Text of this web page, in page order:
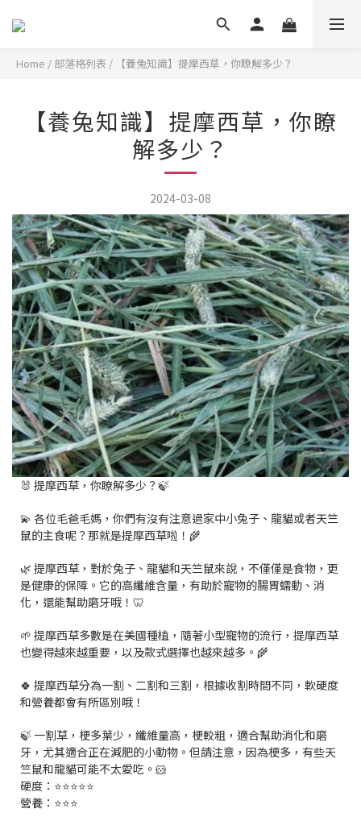
Home / 部落格列表 / 【養兔知識】提摩西草，你瞭解多少？
【養兔知識】提摩西草，你瞭
解多少？
2024-03-08
🐰 提摩西草，你瞭解多少？🍃
💫 各位毛爸毛媽，你們有沒有注意過家中小兔子、龍貓或者天竺
鼠的主食呢？那就是提摩西草啦！🌾
🌿 提摩西草，對於兔子、龍貓和天竺鼠來說，不僅僅是食物，更
是健康的保障。它的高纖維含量，有助於寵物的腸胃蠕動、消
化，還能幫助磨牙哦！🦷
🌱 提摩西草多數是在美國種植，隨著小型寵物的流行，提摩西草
也變得越來越重要，以及款式選擇也越來越多。🌾
🍀 提摩西草分為一割、二割和三割，根據收割時間不同，軟硬度
和營養都會有所區別哦！
🍃 一割草，梗多葉少，纖維量高，梗較粗，適合幫助消化和磨
牙，尤其適合正在減肥的小動物。但請注意，因為梗多，有些天
竺鼠和龍貓可能不太愛吃。🐹
硬度：⭐️⭐️⭐️⭐️⭐️
營養：⭐️⭐️⭐️